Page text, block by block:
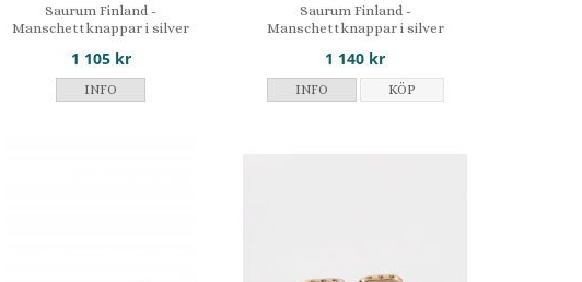
Saurum Finland -
Manschettknappar i silver
1 105 kr
INFO
Saurum Finland -
Manschettknappar i silver
1 140 kr
INFO KÖP